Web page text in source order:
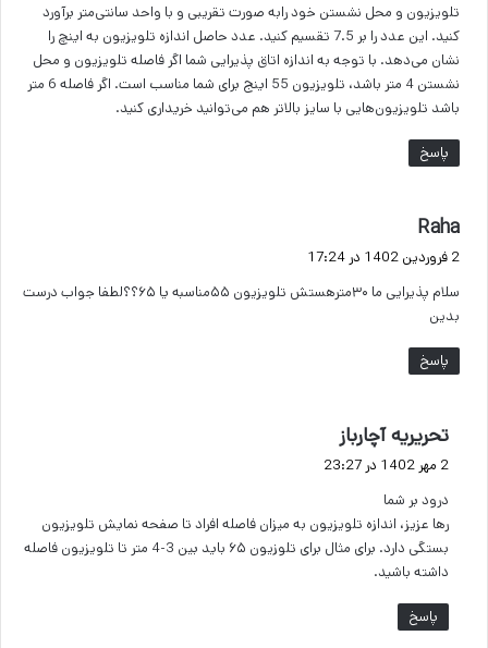
تلویزیون و محل نشستن خود رابه صورت تقریبی و با واحد سانتی‌متر برآورد
کنید. این عدد را بر 7.5 تقسیم کنید. عدد حاصل اندازه تلویزیون به اینچ را
نشان می‌دهد. با توجه به اندازه اتاق پذیرایی شما اگر فاصله تلویزیون و محل
نشستن 4 متر باشد، تلویزیون 55 اینج برای شما مناسب است. اگر فاصله 6 متر
باشد تلویزیون‌هایی با سایز بالاتر هم می‌توانید خریداری کنید.
پاسخ
Raha
:
2 فروردین 1402 در 17:24
سلام پذیرایی ما ۳۰مترهستش تلویزیون ۵۵مناسبه یا ۶۵؟؟لطفا جواب درست
بدین
پاسخ
تحریریه آچارباز
ف
2 مهر 1402 در 23:27
درود بر شما
رها عزیز، اندازه تلویزیون به میزان فاصله افراد تا صفحه نمایش تلویزیون
بستگی دارد. برای مثال برای تلوزیون ۶۵ باید بین 3-4 متر تا تلویزیون فاصله
داشته باشید.
پاسخ